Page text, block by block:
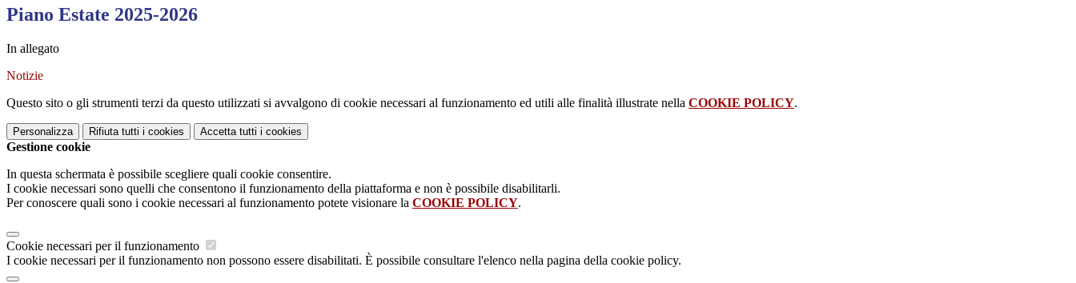
Piano Estate 2025-2026
In allegato
Notizie
Questo sito o gli strumenti terzi da questo utilizzati si avvalgono di cookie necessari al funzionamento ed utili alle finalità illustrate nella COOKIE POLICY.
Personalizza Rifiuta tutti i cookies Accetta tutti i cookies
Gestione cookie
In questa schermata è possibile scegliere quali cookie consentire.
I cookie necessari sono quelli che consentono il funzionamento della piattaforma e non è possibile disabilitarli.
Per conoscere quali sono i cookie necessari al funzionamento potete visionare la COOKIE POLICY.
Cookie necessari per il funzionamento
I cookie necessari per il funzionamento non possono essere disabilitati. È possibile consultare l'elenco nella pagina della cookie policy.